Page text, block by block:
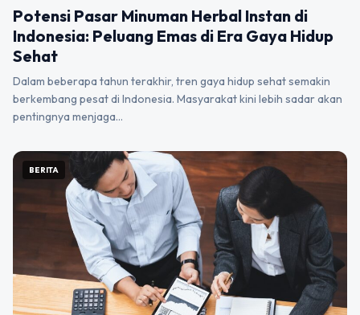
Potensi Pasar Minuman Herbal Instan di
Indonesia: Peluang Emas di Era Gaya Hidup
Sehat
Dalam beberapa tahun terakhir, tren gaya hidup sehat semakin
berkembang pesat di Indonesia. Masyarakat kini lebih sadar akan
pentingnya menjaga…
BERITA